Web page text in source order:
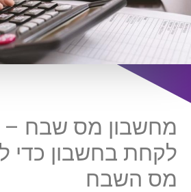
מחשבון מס שבח –
לקחת בחשבון כדי
מס השבח